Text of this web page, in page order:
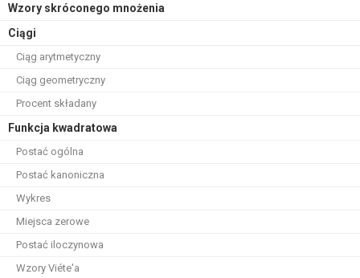
Wzory skróconego mnożenia
Ciągi
Ciąg arytmetyczny
Ciąg geometryczny
Procent składany
Funkcja kwadratowa
Postać ogólna
Postać kanoniczna
Wykres
Miejsca zerowe
Postać iloczynowa
Wzory Viéte'a